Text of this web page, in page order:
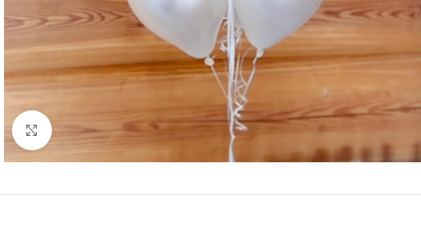
Spustelėkite norėdami padidinti